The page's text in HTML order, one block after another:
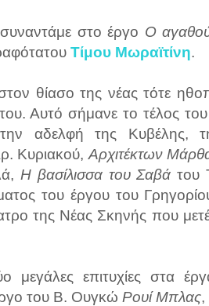
στο έργο Ο
Τίμου Μωραϊτίνη.
θίασο της νέας τότε
Αυτό σήμανε το τέλος
αδελφή της Κυβέλης,
Κυριακού, Αρχιτέκτων
Η βασίλισσα του Σαβά του
του έργου του
της Νέας Σκηνής που
επιτυχίες στα
του Β. Ουγκώ Ρουί Μπλας,